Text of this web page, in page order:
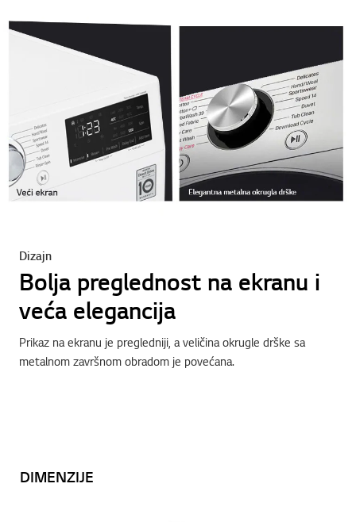
Dizajn
Bolja preglednost na ekranu i
veća elegancija
Prikaz na ekranu je pregledniji, a veličina okrugle drške sa
metalnom završnom obradom je povećana.
DIMENZIJE